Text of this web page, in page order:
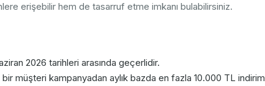
erişebilir hem de tasarruf etme imkanı bulabilirsiniz.
2026 tarihleri arasında geçerlidir.
müşteri kampanyadan aylık bazda en fazla 10.000 TL indirim